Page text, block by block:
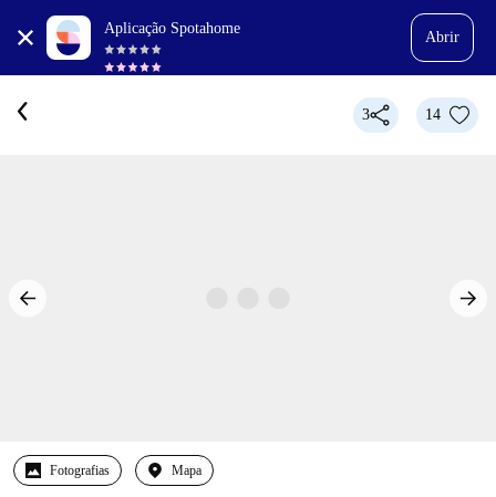
Aplicação Spotahome
Abrir
3 14
Fotografias Mapa